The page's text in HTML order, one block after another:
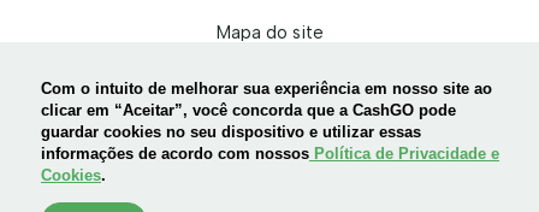
Com o intuito de melhorar sua experiência em nosso site ao
clicar em “Aceitar”, você concorda que a CashGO pode
guardar cookies no seu dispositivo e utilizar essas
informações de acordo com nossos Política de Privacidade e
Cookies.
Mapa do site
Termos de uso